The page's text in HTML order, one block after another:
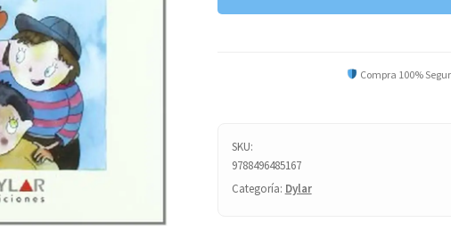
VUELTA
Compra 100%
SKU:
9788496485167
Categoría: Dylar